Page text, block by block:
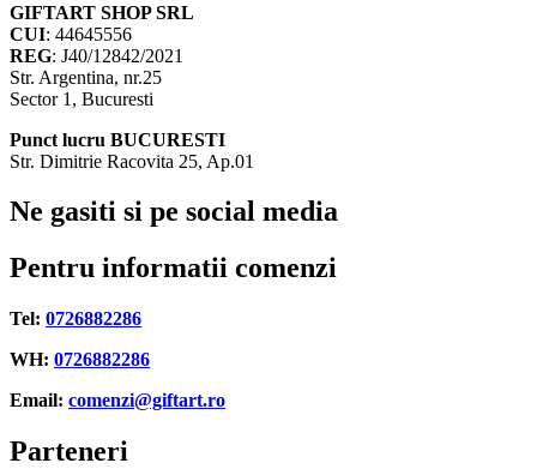
GIFTART SHOP SRL
CUI: 44645556
REG: J40/12842/2021
Str. Argentina, nr.25
Sector 1, Bucuresti
Punct lucru BUCURESTI
Str. Dimitrie Racovita 25, Ap.01
Ne gasiti si pe social media
Pentru informatii comenzi
Tel: 0726882286
WH: 0726882286
Email: comenzi@giftart.ro
Parteneri